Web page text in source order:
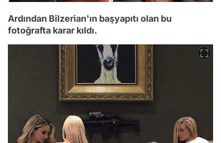
Ardından Bilzerian'ın başyapıtı olan bu
fotoğrafta karar kıldı.